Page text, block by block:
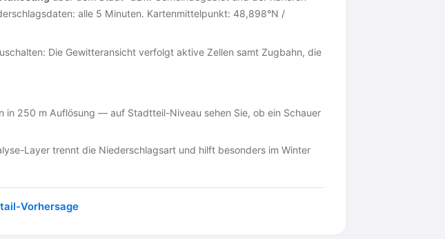
alle 5 Minuten. Kartenmittelpunkt: 48,898°N /
Die Gewitteransicht verfolgt aktive Zellen samt Zugbahn, die
in 250 m Auflösung — auf Stadtteil-Niveau sehen Sie, ob ein Schauer
Layer trennt die Niederschlagsart und hilft besonders im Winter
Vorhersage